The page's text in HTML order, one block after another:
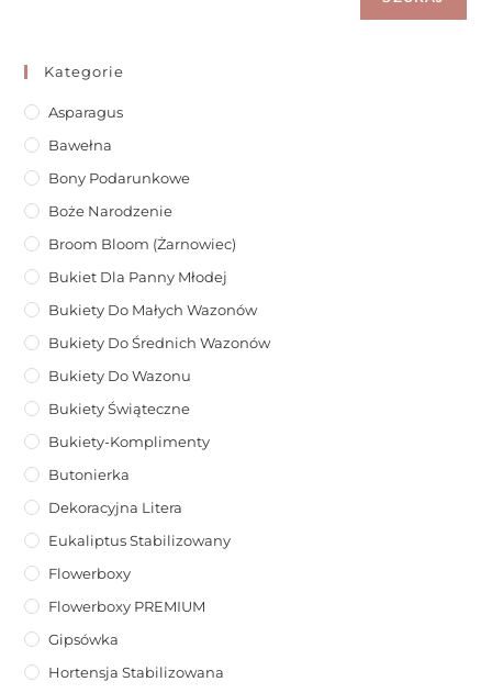
Kategorie
Asparagus
Bawełna
Bony Podarunkowe
Boże Narodzenie
Broom Bloom (żarnowiec)
Bukiet Dla Panny Młodej
Bukiety Do Małych Wazonów
Bukiety Do Średnich Wazonów
Bukiety Do Wazonu
Bukiety Świąteczne
Bukiety-Komplimenty
Butonierka
Dekoracyjna Litera
Eukaliptus Stabilizowany
Flowerboxy
Flowerboxy PREMIUM
Gipsówka
Hortensja Stabilizowana